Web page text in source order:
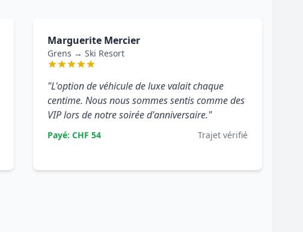
Marguerite Mercier
Grens → Ski Resort
"L'option de véhicule de luxe valait chaque
centime. Nous nous sommes sentis comme des
VIP lors de notre soirée d'anniversaire."
Payé: CHF 54 Trajet vérifié